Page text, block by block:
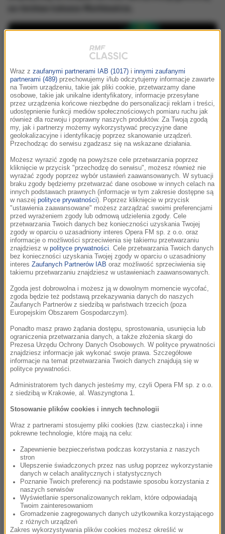
Tegoroczna identyfikacja wizualna Mastercard OFF CAMERA
czerpie inspirację z jednego z najbardziej nieuchwytnych
zjawisk natury – zorzy. To właśnie w niej odnajdujemy
odbicie współczesnego świata: zmiennego, pulsującego i
zbudowanego z nakładających się na siebie warstw
doświadczeń. Zorza nie jest statycznym obrazem - to proces.
Tak jak kino, rodzi się w ciemności, by nagle rozświetlić
przestrzeń pełnią barw. Symbolizuje moment, w którym
nasze osobiste historie – często ukryte w mroku – spotykają
się z emocjami innych, tworząc wspólną, świetlistą tkankę.
Zorza nie jest zjawiskiem oczywistym ani gwarantowanym.
Nie można jej wymusić ani zaplanować. By ją dostrzec,
trzeba wykazać się pokorą i cierpliwością, trwać w gotowości
i umieć patrzeć w mrok z nadzieją. To samo dotyczy kina –
najpiękniejsze historie objawiają się tym, którzy potrafią
czekać.
Ta ulotna, barwna koncepcja znajduje swoje bezpośrednie
odzwierciedlenie w programie festiwalu, który jak co roku
zaskoczy niezależnymi i nieoczywistymi produkcjami.
Mastercard OFF CAMERA to przestrzeń, w której każdy widz
– niezależnie od swoich kinowych preferencji – odnajdzie
coś, co poruszy jego osobistą wrażliwość. Sercem festiwalu
pozostają emocjonujące zmagania konkursowe.
Międzynarodowe Jury, którego skład poznamy już wkrótce,
wyłoni laureata Konkursu Głównego „Wytyczanie Drogi”,
walczącego o prestiżową Krakowską Nagrodę Filmową im.
Andrzeja Wajdy. Równie wielkie emocje wzbudza Konkurs
Polskich Filmów Fabularnych, prezentujący to, co w
rodzimym kinie najbardziej odważne i świeże. Obok
żelaznych punktów programu, takich jak sekcje stałe:
Amerykańscy Niezależni czy Festiwalowe Hity, tegoroczna
edycja przyniesie szereg niespodzianek i nowych sekcji
Wraz z zaufanymi partnerami IAB (1017) i innymi zaufanymi
partnerami (489) przechowujemy i/lub odczytujemy informacje zawarte
na Twoim urządzeniu, takie jak pliki cookie, przetwarzamy dane
osobowe, takie jak unikalne identyfikatory, informacje przesyłane
przez urządzenia końcowe niezbędne do personalizacji reklam i treści,
udostępnienie funkcji mediów społecznościowych pomiaru ruchu jak
również dla rozwoju i poprawny naszych produktów. Za Twoją zgodą
my, jak i partnerzy możemy wykorzystywać precyzyjne dane
geolokalizacyjne i identyfikację poprzez skanowanie urządzeń.
Przechodząc do serwisu zgadzasz się na wskazane działania.
Możesz wyrazić zgodę na powyższe cele przetwarzania poprzez
kliknięcie w przycisk "przechodzę do serwisu", możesz również nie
wyrażać zgody poprzez wybór ustawień zaawansowanych. W sytuacji
braku zgody będziemy przetwarzać dane osobowe w innych celach na
innych podstawach prawnych (informacje w tym zakresie dostępne są
w naszej polityce prywatności). Poprzez kliknięcie w przycisk
"ustawienia zaawansowane" możesz zarządzać swoimi preferencjami
przed wyrażeniem zgody lub odmową udzielenia zgody. Cele
przetwarzania Twoich danych bez konieczności uzyskania Twojej
zgody w oparciu o uzasadniony interes Opera FM sp. z o.o. oraz
informacje o możliwości sprzeciwienia się takiemu przetwarzaniu
znajdziesz w polityce prywatności . Cele przetwarzania Twoich danych
bez konieczności uzyskania Twojej zgody w oparciu o uzasadniony
interes Zaufanych Partnerów IAB oraz możliwość sprzeciwienia się
takiemu przetwarzaniu znajdziesz w ustawieniach zaawansowanych.
Zgoda jest dobrowolna i możesz ją w dowolnym momencie wycofać,
zgoda będzie też podstawą przekazywania danych do naszych
Zaufanych Partnerów z siedzibą w państwach trzecich (poza
Europejskim Obszarem Gospodarczym).
Ponadto masz prawo żądania dostępu, sprostowania, usunięcia lub
ograniczenia przetwarzania danych, a także złożenia skargi do
Prezesa Urzędu Ochrony Danych Osobowych. W polityce prywatności
znajdziesz informacje jak wykonać swoje prawa. Szczegółowe
informacje na temat przetwarzania Twoich danych znajdują się w
polityce prywatności.
Administratorem tych danych jesteśmy my, czyli Opera FM sp. z o.o.
z siedzibą w Krakowie, al. Waszyngtona 1.
Stosowanie plików cookies i innych technologii
Wraz z partnerami stosujemy pliki cookies (tzw. ciasteczka) i inne
pokrewne technologie, które mają na celu:
Zapewnienie bezpieczeństwa podczas korzystania z naszych
stron
Ulepszenie świadczonych przez nas usług poprzez wykorzystanie
danych w celach analitycznych i statystycznych
Poznanie Twoich preferencji na podstawie sposobu korzystania z
naszych serwisów
Wyświetlanie spersonalizowanych reklam, które odpowiadają
Twoim zainteresowaniom
Gromadzenie zagregowanych danych użytkownika korzystającego
z różnych urządzeń
Zakres wykorzystywania plików cookies możesz określić w